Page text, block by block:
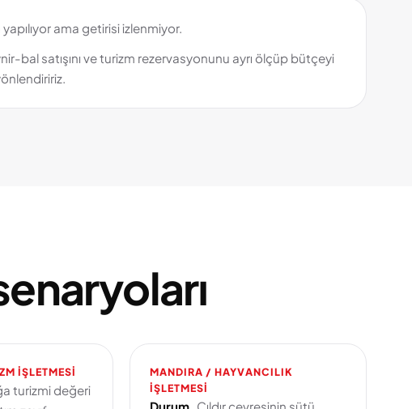
ama getirisi izlenmiyor.
bal satışını ve turizm rezervasyonunu ayrı ölçüp bütçeyi
IŞLETMESI
turizmi değeri
MANDIRA / HAYVANCILIK
IŞLETMESI